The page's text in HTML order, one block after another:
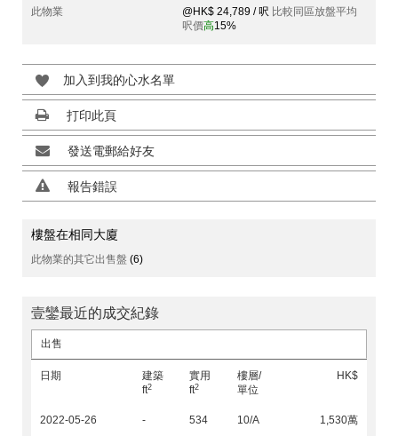
此物業
@HK$ 24,789 / 呎 比較同區放盤平均
呎價高15%
加入到我的心水名單
打印此頁
發送電郵給好友
報告錯誤
樓盤在相同大廈
此物業的其它出售盤 (6)
壹鑾最近的成交紀錄
出售
日期
建築
ft2
實用
ft2
樓層/
單位
HK$
2022-05-26 - 534 10/A
1,530萬